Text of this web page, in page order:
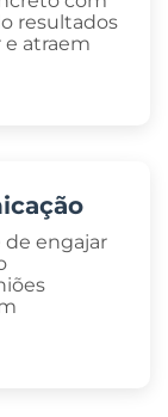
resultados
atraem
de engajar